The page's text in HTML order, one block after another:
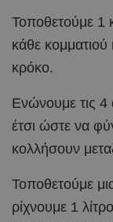
Τοποθετούμε 1
κάθε κομματιού
κρόκο.
Ενώνουμε τις 4
έτσι ώστε να
κολλήσουν
Τοποθετούμε
ρίχνουμε 1